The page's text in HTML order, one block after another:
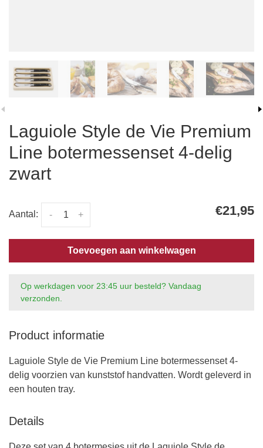
Laguiole Style de Vie Premium
Line botermessenset 4-delig
zwart
Aantal: +
- €21,95
Toevoegen aan winkelwagen
Op werkdagen voor 23:45 uur besteld? Vandaag
verzonden.
Product informatie
Laguiole Style de Vie Premium Line botermessenset 4-
delig voorzien van kunststof handvatten. Wordt geleverd in
een houten tray.
Details